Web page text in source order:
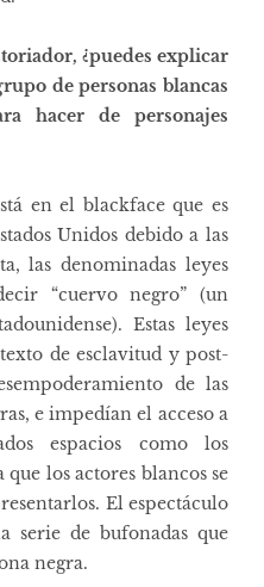
¿puedes explicar
de personas blancas
hacer de personajes
en el blackface que es
Unidos debido a las
las denominadas leyes
“cuervo negro” (un
Estas leyes
de esclavitud y post-
de las
e impedían el acceso a
espacios como los
que los actores blancos se
El espectáculo
serie de bufonadas que
negra.